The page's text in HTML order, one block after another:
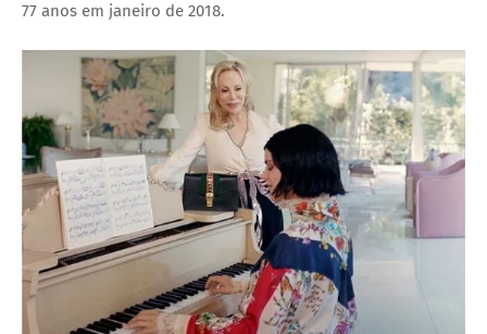
77 anos em janeiro de 2018.